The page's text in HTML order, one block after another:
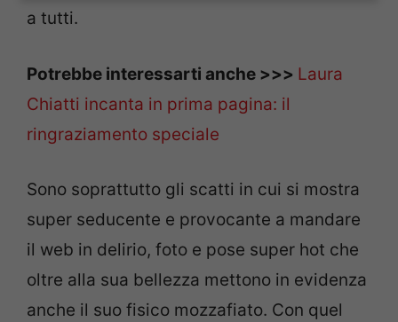
a tutti.
Potrebbe interessarti anche >>> Laura
Chiatti incanta in prima pagina: il
ringraziamento speciale
Sono soprattutto gli scatti in cui si mostra
super seducente e provocante a mandare
il web in delirio, foto e pose super hot che
oltre alla sua bellezza mettono in evidenza
anche il suo fisico mozzafiato. Con quel